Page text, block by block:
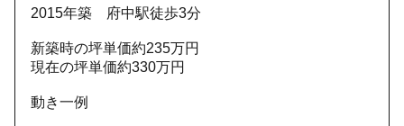
2015年築 府中駅徒歩3分
新築時の坪単価約235万円
現在の坪単価約330万円
動き一例